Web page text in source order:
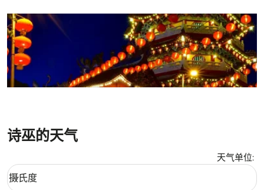
诗巫的天气
天气单位:
Weather unit option 摄氏度 Selected
摄氏度
keyboard_arrow_down